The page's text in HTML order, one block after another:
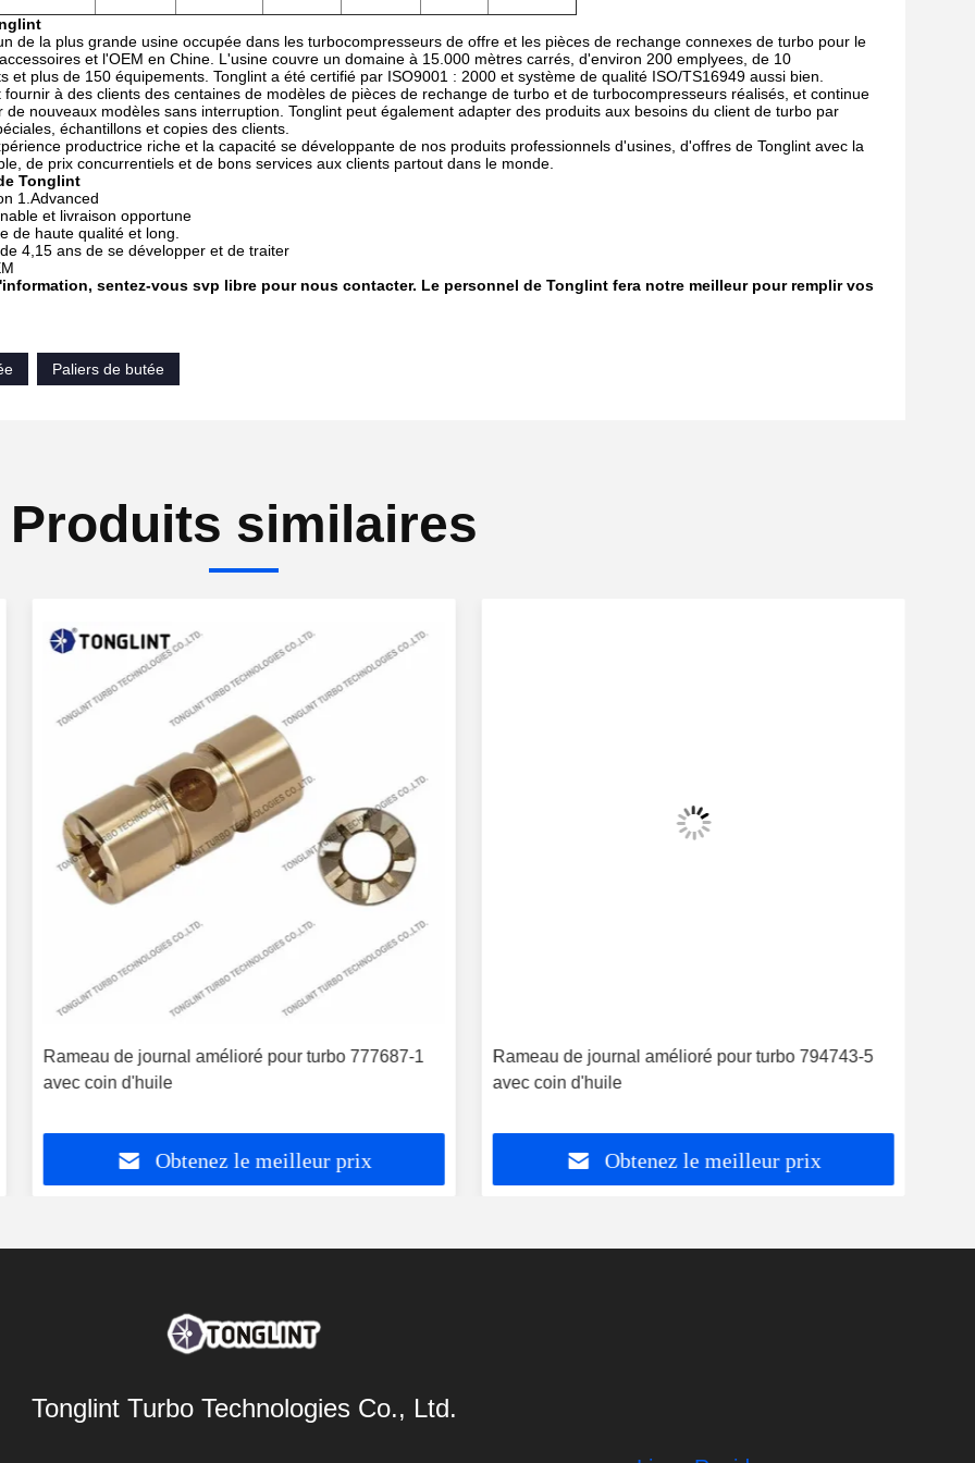
de la plus grande usine occupée dans les turbocompresseurs de offre et les pièces de rechange connexes de turbo pour le
et l'OEM en Chine. L'usine couvre un domaine à 15.000 mètres carrés, d'environ 200 emplyees, de 10
et plus de 150 équipements. Tonglint a été certifié par ISO9001 : 2000 et système de qualité ISO/TS16949 aussi bien.
fournir à des clients des centaines de modèles de pièces de rechange de turbo et de turbocompresseurs réalisés, et continue
de nouveaux modèles sans interruption. Tonglint peut également adapter des produits aux besoins du client de turbo par
échantillons et copies des clients.
productrice riche et la capacité se développante de nos produits professionnels d'usines, d'offres de Tonglint avec la
de prix concurrentiels et de bons services aux clients partout dans le monde.
Tonglint
1.Advanced
et livraison opportune
de haute qualité et long.
4,15 ans de se développer et de traiter
sentez-vous svp libre pour nous contacter. Le personnel de Tonglint fera notre meilleur pour remplir vos
Paliers de butée
Produits similaires
Rameau de journal amélioré pour turbo 777687-1
avec coin d'huile
Obtenez le meilleur prix
Rameau de journal amélioré pour turbo 794743-5
avec coin d'huile
Obtenez le meilleur prix
Tonglint Turbo Technologies Co., Ltd.